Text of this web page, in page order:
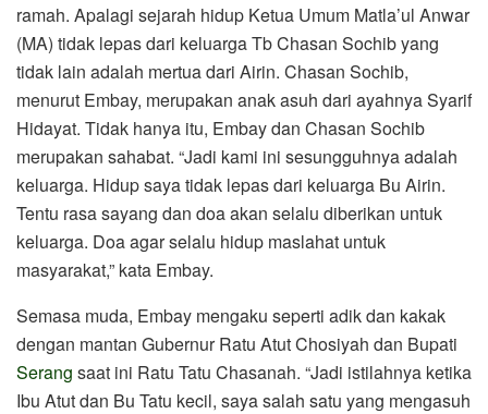
ramah. Apalagi sejarah hidup Ketua Umum Matla’ul Anwar
(MA) tidak lepas dari keluarga Tb Chasan Sochib yang
tidak lain adalah mertua dari Airin. Chasan Sochib,
menurut Embay, merupakan anak asuh dari ayahnya Syarif
Hidayat. Tidak hanya itu, Embay dan Chasan Sochib
merupakan sahabat. “Jadi kami ini sesungguhnya adalah
keluarga. Hidup saya tidak lepas dari keluarga Bu Airin.
Tentu rasa sayang dan doa akan selalu diberikan untuk
keluarga. Doa agar selalu hidup maslahat untuk
masyarakat,” kata Embay.
Semasa muda, Embay mengaku seperti adik dan kakak
dengan mantan Gubernur Ratu Atut Chosiyah dan Bupati
Serang saat ini Ratu Tatu Chasanah. “Jadi istilahnya ketika
Ibu Atut dan Bu Tatu kecil, saya salah satu yang mengasuh